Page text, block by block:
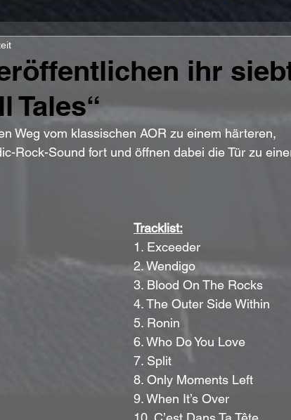
ihr
Tales“
Weg vom klassischen AOR zu einem härteren,
Rock-Sound fort und öffnen dabei die Tür zu
Tracklist:
1. Exceeder
2. Wendigo
3. Blood On The Rocks
4. The Outer Side Within
5. Ronin
6. Who Do You Love
7. Split
8. Only Moments Left
9. When It’s Over